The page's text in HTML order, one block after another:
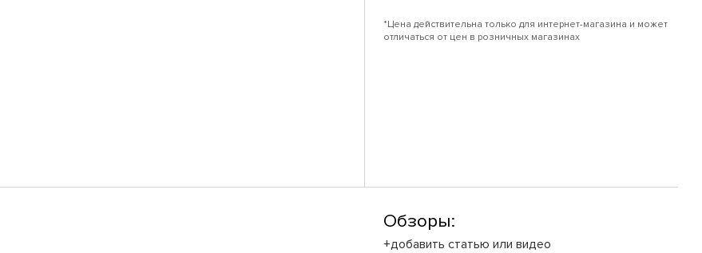
*Цена действительна только для интернет-магазина и может
отличаться от цен в розничных магазинах
Обзоры:
+добавить статью или видео